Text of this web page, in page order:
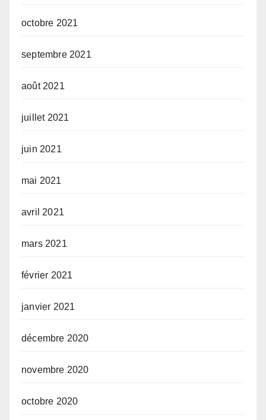
octobre 2021
septembre 2021
août 2021
juillet 2021
juin 2021
mai 2021
avril 2021
mars 2021
février 2021
janvier 2021
décembre 2020
novembre 2020
octobre 2020